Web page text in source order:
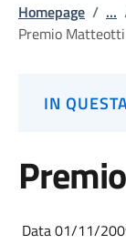
Homepage / ...
Premio
IN
Data 01/11/